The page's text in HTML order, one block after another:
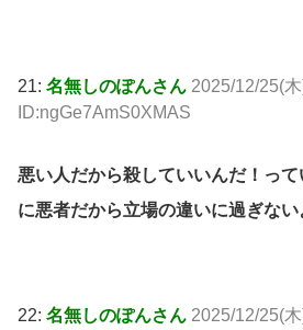
21: 名無しのぽんさん 2025/12/25(
ID:ngGe7AmS0XMAS
悪い人だから殺していいんだ！っ
に悪者だから立場の違いに過ぎない
22: 名無しのぽんさん 2025/12/25(